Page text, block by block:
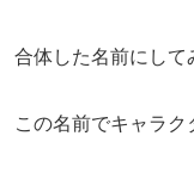
合体した名前にして
この名前でキャラク